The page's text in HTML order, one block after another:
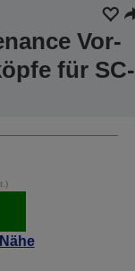
Vor-
für SC-